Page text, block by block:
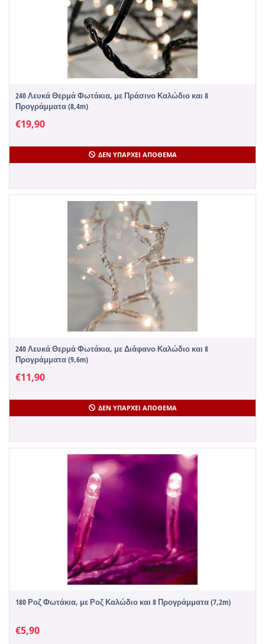
240 Λευκά Θερμά Φωτάκια, με Πράσινο Καλώδιο και 8
Προγράμματα (8,4m)
€19,90
ΔΕΝ ΥΠΆΡΧΕΙ ΑΠΌΘΕΜΑ
240 Λευκά Θερμά Φωτάκια, με Διάφανο Καλώδιο και 8
Προγράμματα (9,6m)
€11,90
ΔΕΝ ΥΠΆΡΧΕΙ ΑΠΌΘΕΜΑ
180 Ροζ Φωτάκια, με Ροζ Καλώδιο και 8 Προγράμματα (7,2m)
€5,90